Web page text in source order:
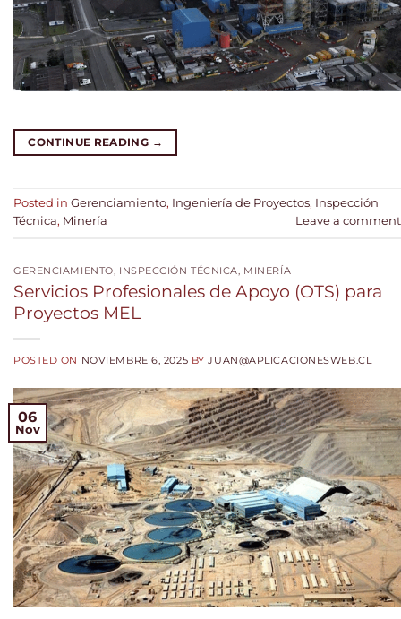
CONTINUE READING →
Posted in Gerenciamiento, Ingeniería de Proyectos, Inspección
Técnica, Minería Leave a comment
GERENCIAMIENTO INSPECCIÓN TÉCNICA MINERÍA
Servicios Profesionales de Apoyo (OTS) para
Proyectos MEL
POSTED ON NOVIEMBRE 6, 2025 BYJUAN@APLICACIONESWEB.CL
06
Nov